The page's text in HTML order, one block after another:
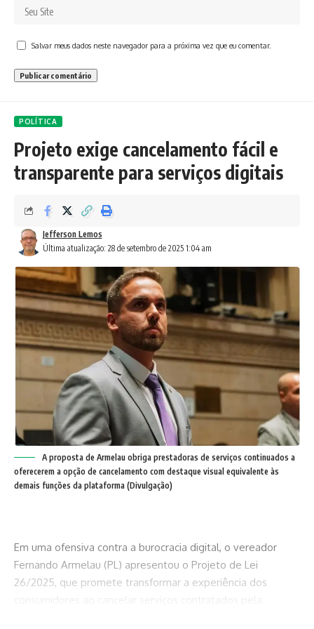
Salvar meus dados neste navegador para a próxima vez que eu comentar.
POLÍTICA
Projeto exige cancelamento fácil e
transparente para serviços digitais
Última atualização: 28 de setembro de 2025 1:04 am
Jefferson Lemos
A proposta de Armelau obriga prestadoras de serviços continuados a
oferecerem a opção de cancelamento com destaque visual equivalente às
demais funções da plataforma (Divulgação)
Em uma ofensiva contra a burocracia digital, o vereador
Fernando Armelau (PL) apresentou o Projeto de Lei
26/2025, que promete transformar a experiência dos
consumidores ao cancelar serviços contratados pela